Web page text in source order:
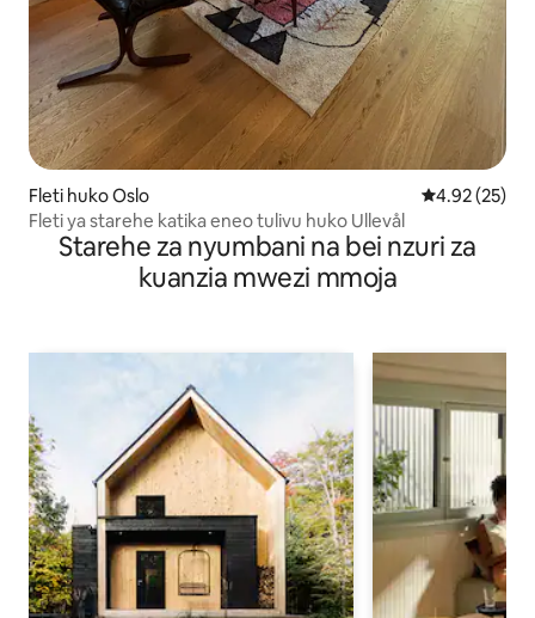
Fleti huko Oslo Ukadiriaji wa
4.92 (25)
Fleti ya starehe katika eneo tulivu huko Ullevål
Starehe za nyumbani na bei nzuri za
kuanzia mwezi mmoja